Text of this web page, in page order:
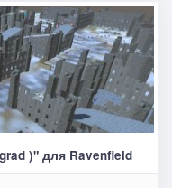
)" для Ravenfield